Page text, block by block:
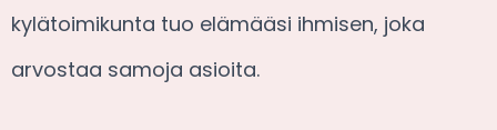
kylätoimikunta tuo elämääsi ihmisen, joka
arvostaa samoja asioita.